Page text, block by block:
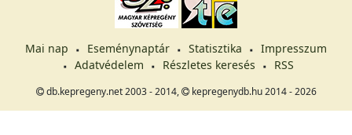
Mai nap Eseménynaptár Statisztika
Impresszum
Adatvédelem
Részletes keresés RSS
db.kepregeny.net 2003 - 2014, kepregenydb.hu 2014 - 2026